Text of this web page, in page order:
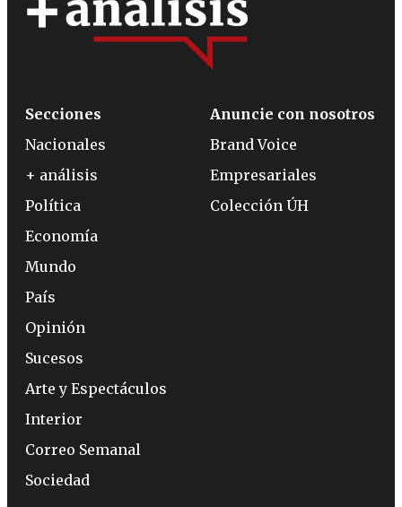
Secciones
Nacionales
+ análisis
Política
Economía
Mundo
País
Opinión
Sucesos
Arte y Espectáculos
Interior
Correo Semanal
Sociedad
Anuncie con nosotros
Brand Voice
Empresariales
Colección ÚH